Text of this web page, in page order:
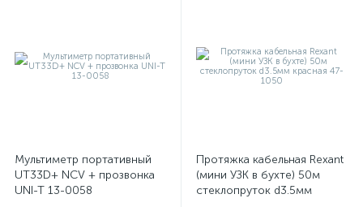
Мультиметр портативный
UT33D+ NCV + прозвонка
UNI-T 13-0058
Протяжка кабельная Rexant
(мини УЗК в бухте) 50м
стеклопруток d3.5мм